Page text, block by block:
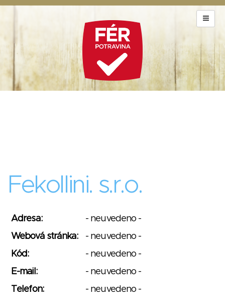
Fekollini. s.r.o.
Adresa:
- neuvedeno -
Webová stránka:
- neuvedeno -
Kód:
- neuvedeno -
E-mail:
- neuvedeno -
Telefon:
- neuvedeno -